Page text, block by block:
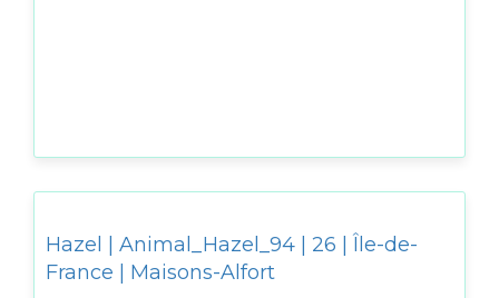
Hazel | Animal_Hazel_94 | 26 | Île-de-
France | Maisons-Alfort